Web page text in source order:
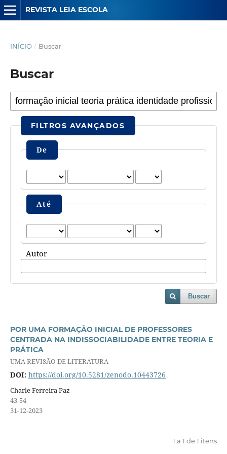
REVISTA LEIA ESCOLA
INÍCIO / Buscar
Buscar
FILTROS AVANÇADOS
De
Até
Autor
Buscar
POR UMA FORMAÇÃO INICIAL DE PROFESSORES
CENTRADA NA INDISSOCIABILIDADE ENTRE TEORIA E
PRÁTICA
UMA REVISÃO DE LITERATURA
DOI: https://doi.org/10.5281/zenodo.10443726
Charle Ferreira Paz
43-54
31-12-2023
1 a 1 de 1 itens